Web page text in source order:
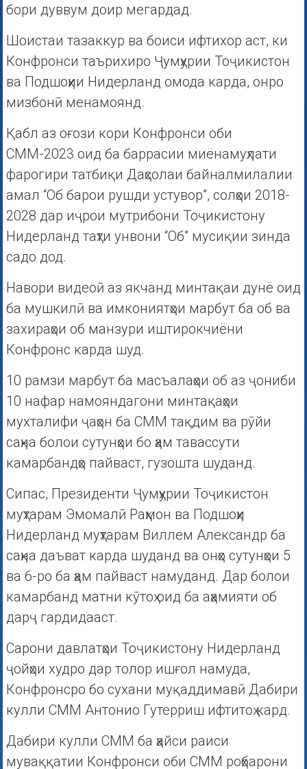
бори дуввум доир мегардад.
Шоистаи тазаккур ва боиси ифтихор аст, ки
Конфронси таърихиро Ҷумҳурии Тоҷикистон
ва Подшоҳии Нидерланд омода карда, онро
мизбонӣ менамоянд.
Қабл аз оғози кори Конфронси оби
СММ-2023 оид ба баррасии миёнамуҳлати
фарогири татбиқи Даҳсолаи байналмилалии
амал “Об барои рушди устувор”, солҳои 2018-
2028 дар иҷрои мутрибони Тоҷикистону
Нидерланд таҳти унвони “Об” мусиқии зинда
садо дод.
Навори видеоӣ аз якчанд минтақаи дунё оид
ба мушкилӣ ва имкониятҳои марбут ба об ва
захираҳои об манзури иштирокчиёни
Конфронс карда шуд.
10 рамзи марбут ба масъалаҳои об аз ҷониби
10 нафар намояндагони минтақаҳои
мухталифи ҷаҳон ба СММ тақдим ва рӯйи
саҳна болои сутунҳои бо ҳам тавассути
камарбандҳо пайваст, гузошта шуданд.
Сипас, Президенти Ҷумҳурии Тоҷикистон
муҳтарам Эмомалӣ Раҳмон ва Подшоҳи
Нидерланд муҳтарам Виллем Александр ба
саҳна даъват карда шуданд ва онҳо сутунҳои 5
ва 6-ро ба ҳам пайваст намуданд. Дар болои
камарбанд матни кӯтоҳ оид ба аҳамияти об
дарҷ гардидааст.
Сарони давлатҳои Тоҷикистону Нидерланд
ҷойҳои худро дар толор ишғол намуда,
Конфронсро бо сухани муқаддимавӣ Дабири
кулли СММ Антонио Гутерриш ифтитоҳ кард.
Дабири кулли СММ ба ҳайси раиси
муваққатии Конфронси оби СММ роҳбарони